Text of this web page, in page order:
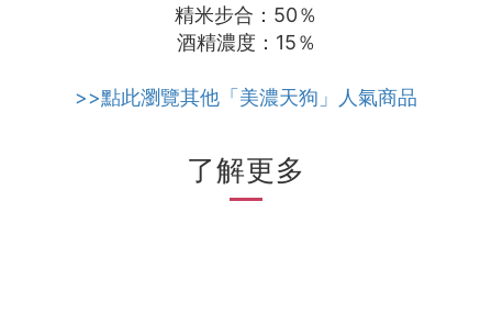
精米步合：50％
酒精濃度：15％
>>點此瀏覽其他「美濃天狗」人氣商品
了解更多